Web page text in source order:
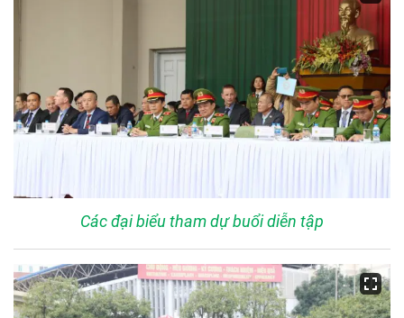
Các đại biểu tham dự buổi diễn tập